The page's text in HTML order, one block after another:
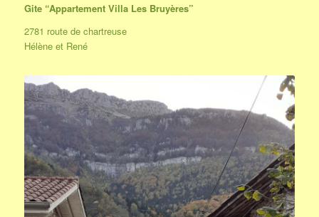
Gite “Appartement Villa Les Bruyères”
2781 route de chartreuse
Hélène et René